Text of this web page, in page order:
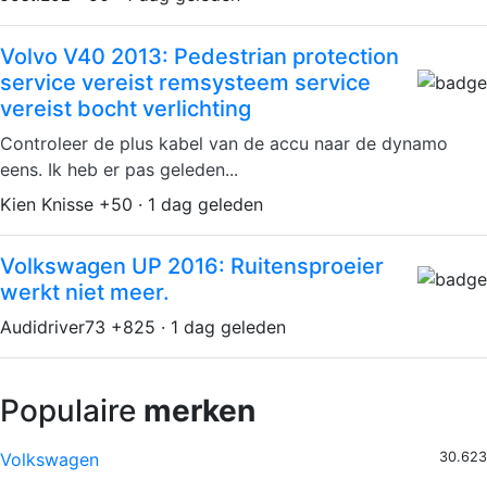
Volvo V40 2013: Pedestrian protection
service vereist remsysteem service
vereist bocht verlichting
Controleer de plus kabel van de accu naar de dynamo
eens. Ik heb er pas geleden...
Kien Knisse +50 · 1 dag geleden
Volkswagen UP 2016: Ruitensproeier
werkt niet meer.
Audidriver73 +825 · 1 dag geleden
Populaire merken
Volkswagen 30.623